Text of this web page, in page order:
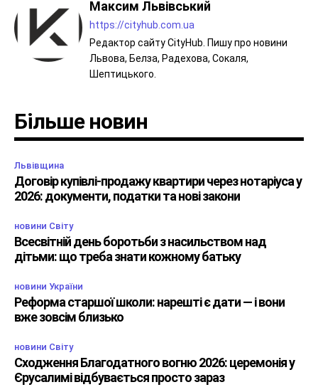
Максим Львівський
https://cityhub.com.ua
Редактор сайту CityHub. Пишу про новини
Львова, Белза, Радехова, Сокаля,
Шептицького.
Більше новин
Львівщина
Договір купівлі-продажу квартири через нотаріуса у
2026: документи, податки та нові закони
новини Світу
Всесвітній день боротьби з насильством над
дітьми: що треба знати кожному батьку
новини України
Реформа старшої школи: нарешті є дати — і вони
вже зовсім близько
новини Світу
Сходження Благодатного вогню 2026: церемонія у
Єрусалимі відбувається просто зараз